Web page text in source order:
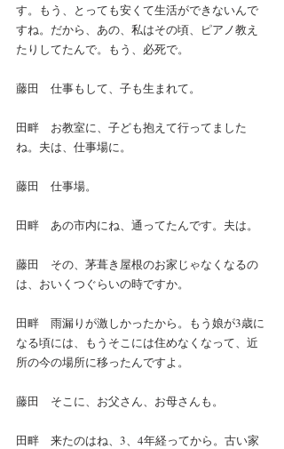
す。もう、とっても安くて生活ができないんで
すね。だから、あの、私はその頃、ピアノ教え
たりしてたんで。もう、必死で。
藤田　仕事もして、子も生まれて。
田畔　お教室に、子ども抱えて行ってました
ね。夫は、仕事場に。
藤田　仕事場。
田畔　あの市内にね、通ってたんです。夫は。
藤田　その、茅葺き屋根のお家じゃなくなるの
は、おいくつぐらいの時ですか。
田畔　雨漏りが激しかったから。もう娘が3歳に
なる頃には、もうそこには住めなくなって、近
所の今の場所に移ったんですよ。
藤田　そこに、お父さん、お母さんも。
田畔　来たのはね、3、4年経ってから。古い家